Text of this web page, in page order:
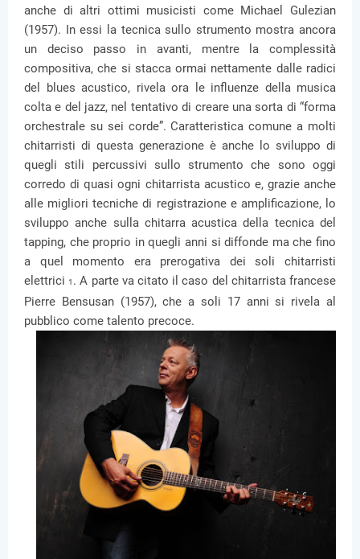
anche di altri ottimi musicisti come Michael Gulezian
(1957). In essi la tecnica sullo strumento mostra ancora
un deciso passo in avanti, mentre la complessità
compositiva, che si stacca ormai nettamente dalle radici
del blues acustico, rivela ora le influenze della musica
colta e del jazz, nel tentativo di creare una sorta di “forma
orchestrale su sei corde”. Caratteristica comune a molti
chitarristi di questa generazione è anche lo sviluppo di
quegli stili percussivi sullo strumento che sono oggi
corredo di quasi ogni chitarrista acustico e, grazie anche
alle migliori tecniche di registrazione e amplificazione, lo
sviluppo anche sulla chitarra acustica della tecnica del
tapping, che proprio in quegli anni si diffonde ma che fino
a quel momento era prerogativa dei soli chitarristi
elettrici1 . A parte va citato il caso del chitarrista francese
Pierre Bensusan (1957), che a soli 17 anni si rivela al
pubblico come talento precoce.